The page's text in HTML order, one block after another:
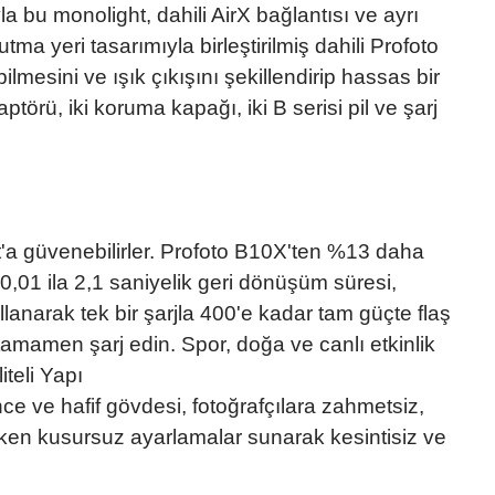
monolight, dahili AirX bağlantısı ve ayrı
yeri tasarımıyla birleştirilmiş dahili Profoto
ve ışık çıkışını şekillendirip hassas bir
iki koruma kapağı, iki B serisi pil ve şarj
güvenebilirler. Profoto B10X'ten %13 daha
ila 2,1 saniyelik geri dönüşüm süresi,
tek bir şarjla 400'e kadar tam güçte flaş
şarj edin. Spor, doğa ve canlı etkinlik
Yapı
ve hafif gövdesi, fotoğrafçılara zahmetsiz,
kusursuz ayarlamalar sunarak kesintisiz ve